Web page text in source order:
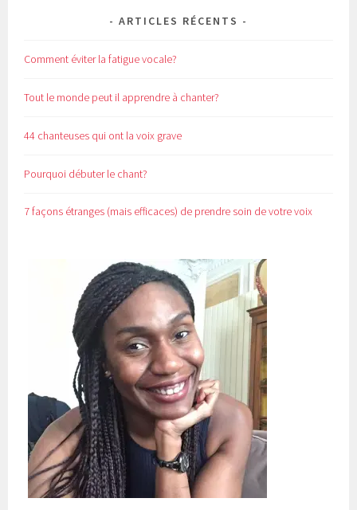
ARTICLES RÉCENTS
Comment éviter la fatigue vocale?
Tout le monde peut il apprendre à chanter?
44 chanteuses qui ont la voix grave
Pourquoi débuter le chant?
7 façons étranges (mais efficaces) de prendre soin de votre voix